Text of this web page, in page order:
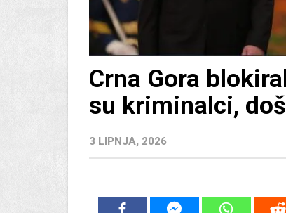
Crna Gora
su kriminalci,
3 LIPNJA, 2026